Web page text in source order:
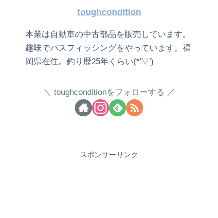
toughcondition
本業は自動車の中古部品を販売しています。
趣味でバスフィッシングをやっています。福
岡県在住。釣り歴25年くらい(*'▽')
toughconditionをフォローする
スポンサーリンク